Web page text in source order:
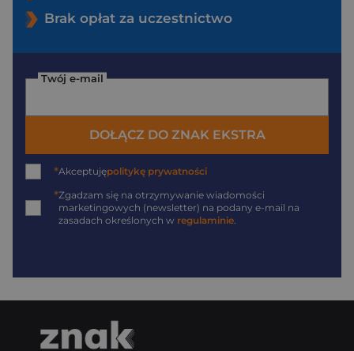
Brak opłat za uczestnictwo
Twój e-mail
DOŁĄCZ DO ZNAK EKSTRA
*Akceptujępolitykę prywatności
*Zgadzam się na otrzymywanie wiadomości
marketingowych (newsletter) na podany e-mail na
zasadach określonych w regulaminie.